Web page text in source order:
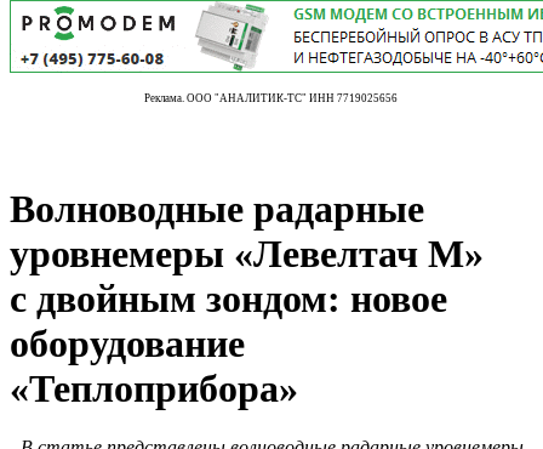
Реклама. ООО "АНАЛИТИК-ТС" ИНН 7719025656
Волноводные радарные
уровнемеры «Левелтач М»
с двойным зондом: новое
оборудование
«Теплоприбора»